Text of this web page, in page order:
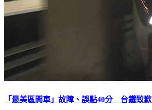
「最美區間車」故障、誤點40分 台鐵致歉